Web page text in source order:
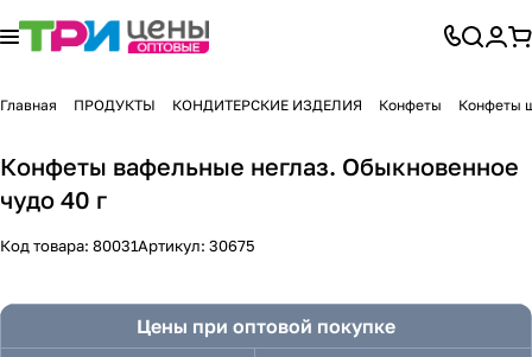
Главная ПРОДУКТЫ КОНДИТЕРСКИЕ ИЗДЕЛИЯ Конфеты Конфеты
Конфеты вафельные неглаз. Обыкновенное
чудо 40 г
Код товара: 80031Артикул: 30675
Цены при оптовой покупке